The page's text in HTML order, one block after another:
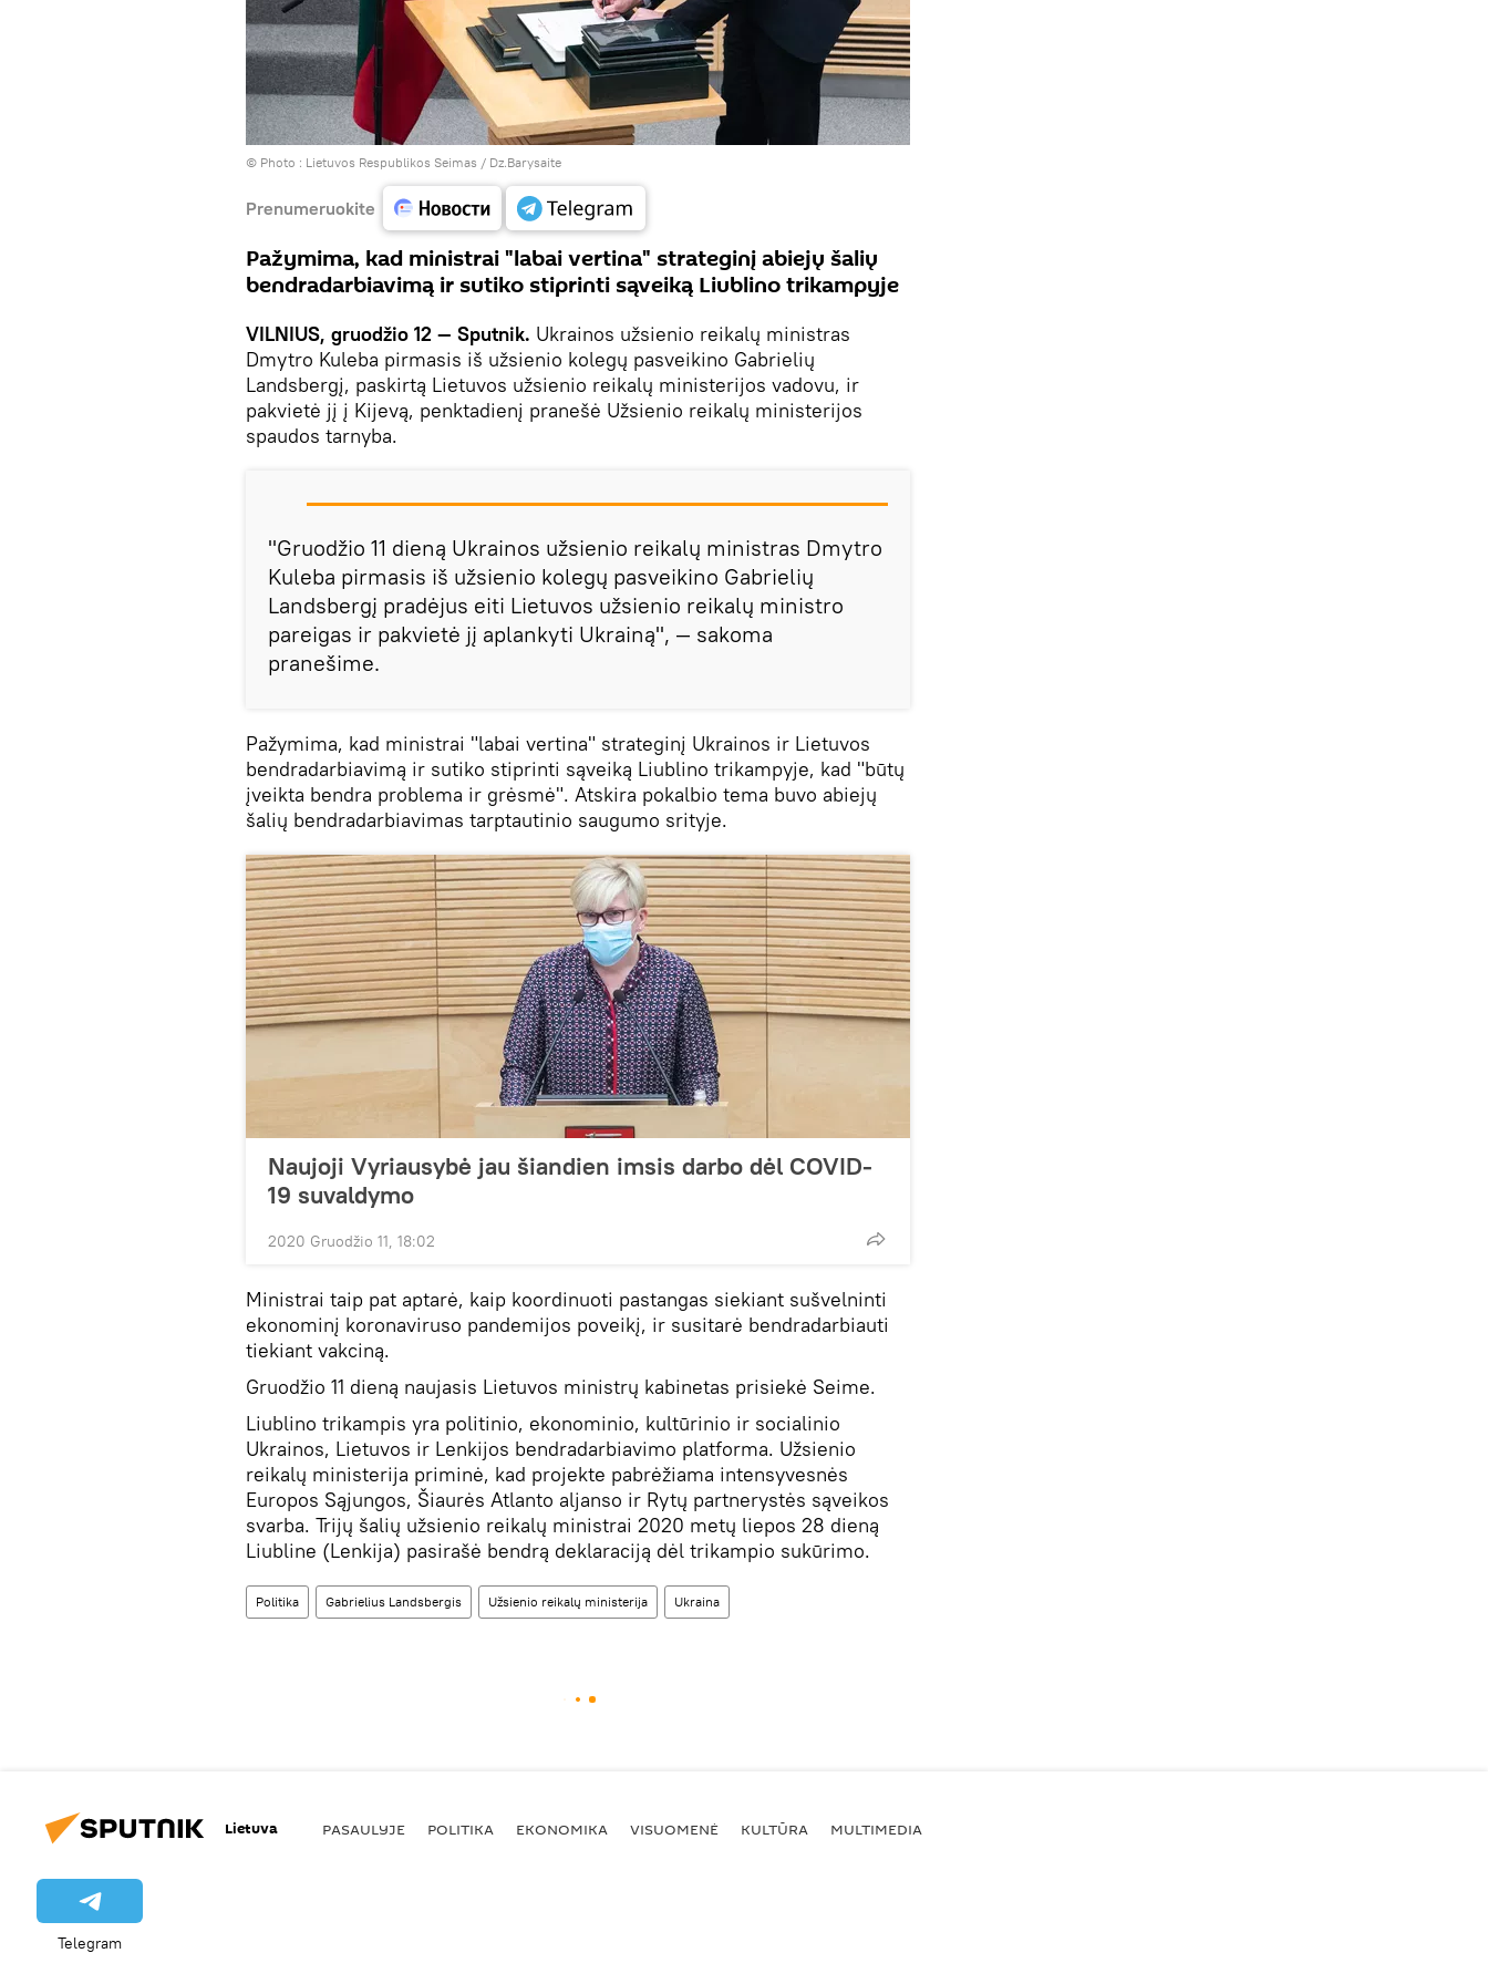
© Photo : Lietuvos Respublikos Seimas / Dz.Barysaite
Prenumeruokite
Pažymima, kad ministrai "labai vertina" strateginį abiejų šalių
bendradarbiavimą ir sutiko stiprinti sąveiką Liublino trikampyje
VILNIUS, gruodžio 12 — Sputnik. Ukrainos užsienio reikalų ministras
Dmytro Kuleba pirmasis iš užsienio kolegų pasveikino Gabrielių
Landsbergį, paskirtą Lietuvos užsienio reikalų ministerijos vadovu, ir
pakvietė jį į Kijevą, penktadienį pranešė Užsienio reikalų ministerijos
spaudos tarnyba.
"Gruodžio 11 dieną Ukrainos užsienio reikalų ministras Dmytro
Kuleba pirmasis iš užsienio kolegų pasveikino Gabrielių
Landsbergį pradėjus eiti Lietuvos užsienio reikalų ministro
pareigas ir pakvietė jį aplankyti Ukrainą", — sakoma
pranešime.
Pažymima, kad ministrai "labai vertina" strateginį Ukrainos ir Lietuvos
bendradarbiavimą ir sutiko stiprinti sąveiką Liublino trikampyje, kad "būtų
įveikta bendra problema ir grėsmė". Atskira pokalbio tema buvo abiejų
šalių bendradarbiavimas tarptautinio saugumo srityje.
Naujoji Vyriausybė jau šiandien imsis darbo dėl COVID-
19 suvaldymo
2020 Gruodžio 11, 18:02
Ministrai taip pat aptarė, kaip koordinuoti pastangas siekiant sušvelninti
ekonominį koronaviruso pandemijos poveikį, ir susitarė bendradarbiauti
tiekiant vakciną.
Gruodžio 11 dieną naujasis Lietuvos ministrų kabinetas prisiekė Seime.
Liublino trikampis yra politinio, ekonominio, kultūrinio ir socialinio
Ukrainos, Lietuvos ir Lenkijos bendradarbiavimo platforma. Užsienio
reikalų ministerija priminė, kad projekte pabrėžiama intensyvesnės
Europos Sąjungos, Šiaurės Atlanto aljanso ir Rytų partnerystės sąveikos
svarba. Trijų šalių užsienio reikalų ministrai 2020 metų liepos 28 dieną
Liubline (Lenkija) pasirašė bendrą deklaraciją dėl trikampio sukūrimo.
Politika Gabrielius Landsbergis Užsienio reikalų ministerija Ukraina
Lietuva PASAULYJE POLITIKA EKONOMIKA VISUOMENĖ KULTŪRA MULTIMEDIA
Telegram